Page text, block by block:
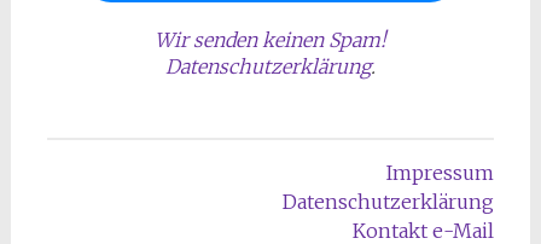
Wir senden keinen Spam!
Datenschutzerklärung.
Impressum
Datenschutzerklärung
Kontakt e-Mail